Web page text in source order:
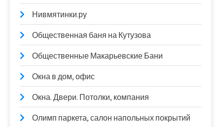
Нивмятинки.ру
Общественная баня на Кутузова
Общественные Макарьевские Бани
Окна в дом, офис
Окна. Двери. Потолки, компания
Олимп паркета, салон напольных покрытий